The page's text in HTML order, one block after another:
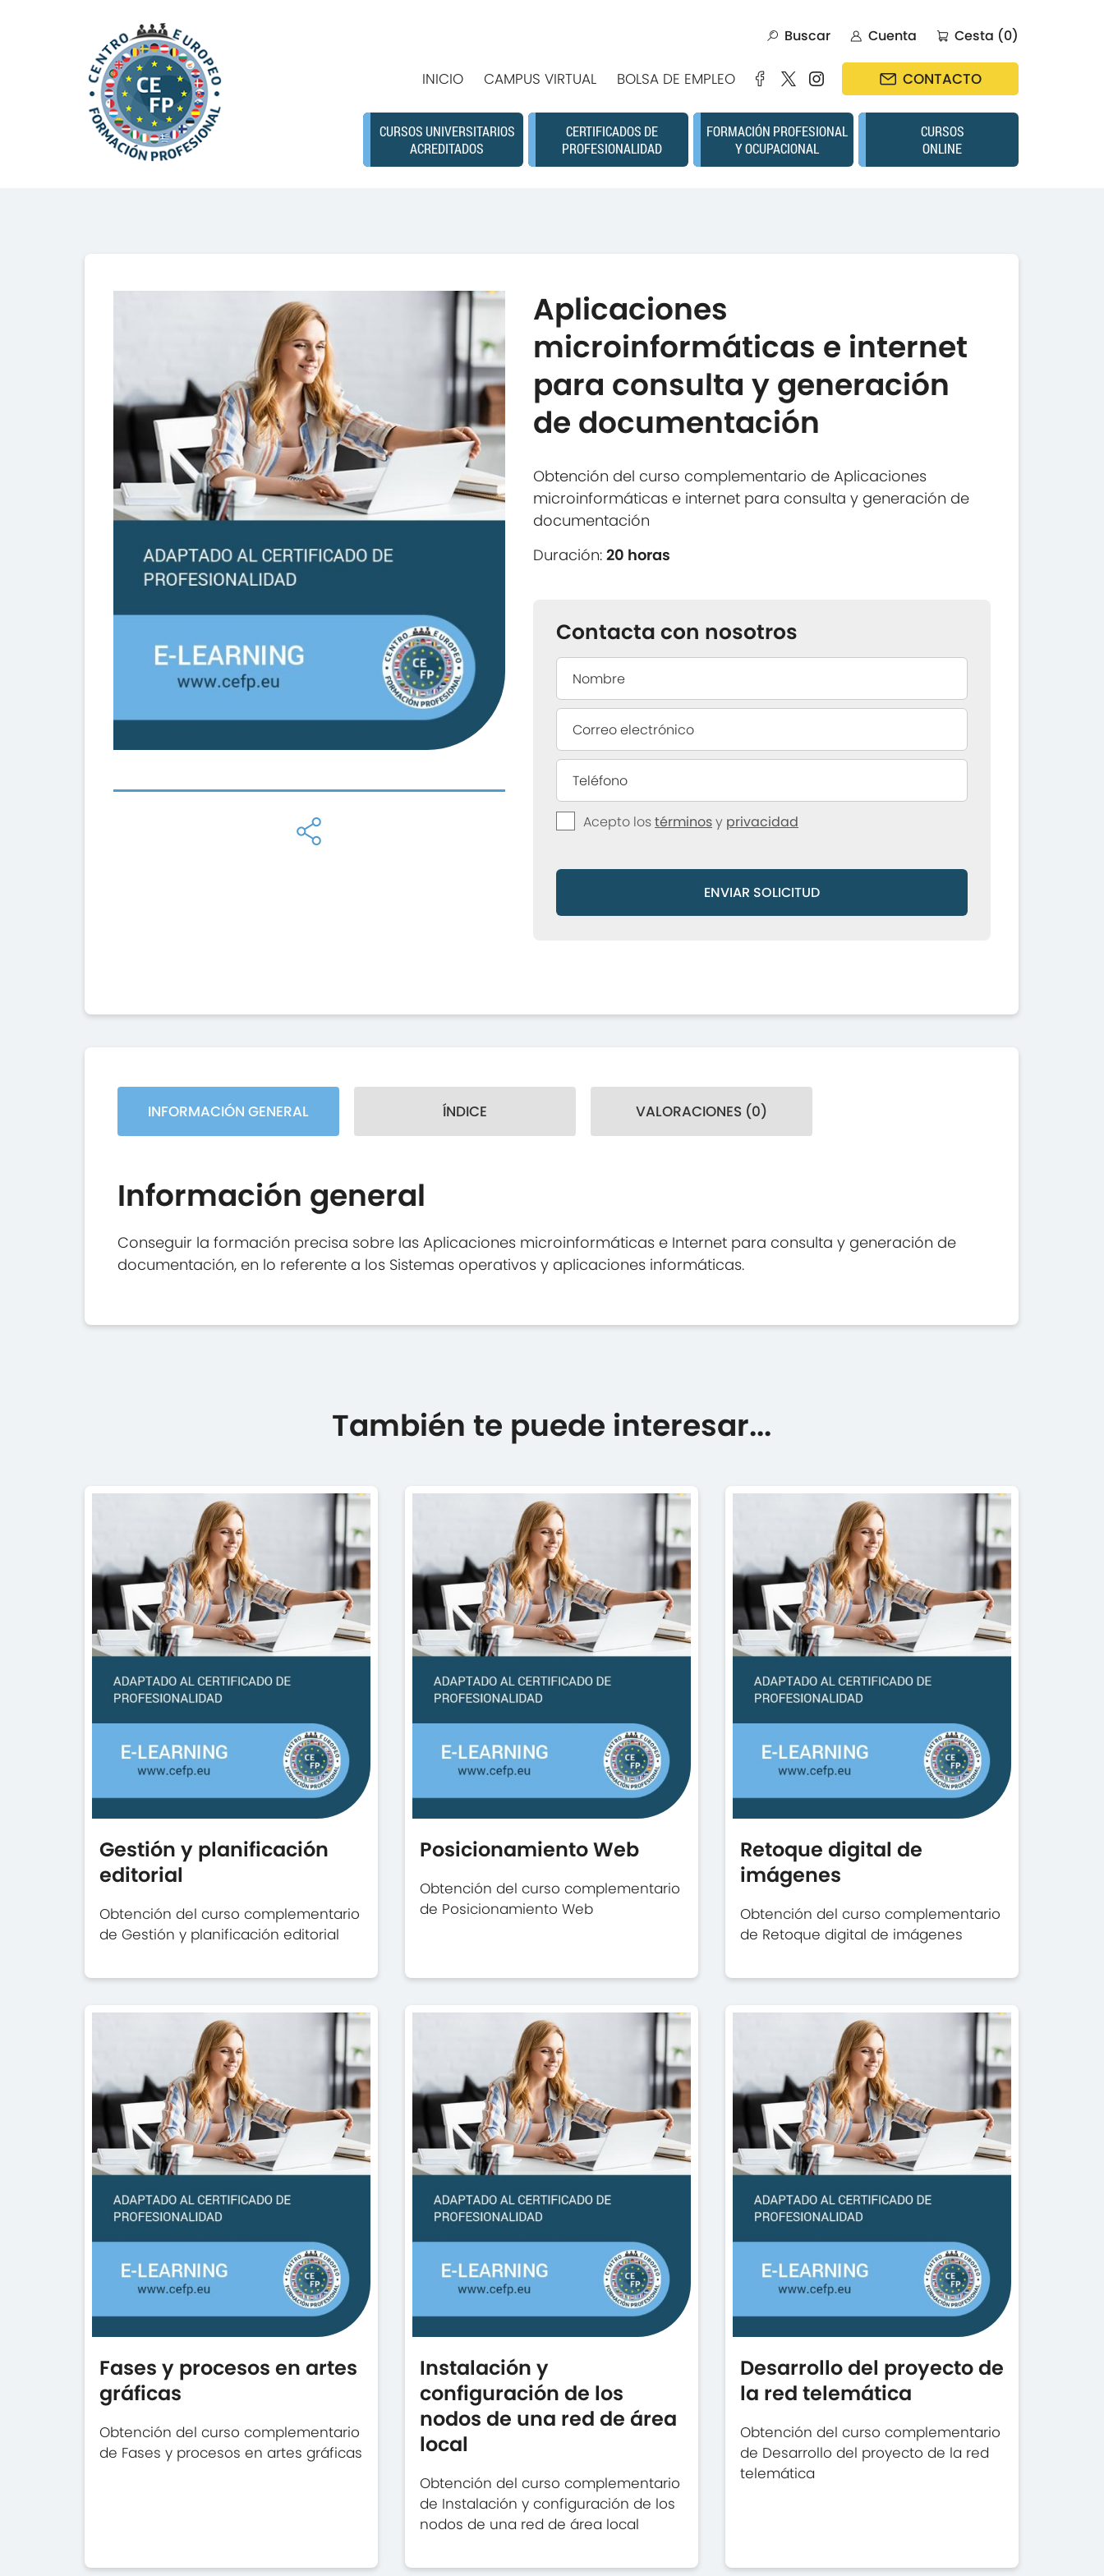
Buscar Cuenta Cesta (0)
INICIO CAMPUS VIRTUAL BOLSA DE EMPLEO CONTACTO
CURSOS UNIVERSITARIOS
ACREDITADOS
CERTIFICADOS DE
PROFESIONALIDAD
FORMACIÓN PROFESIONAL
Y OCUPACIONAL
CURSOS
ONLINE
Aplicaciones
microinformáticas e internet
para consulta y generación
de documentación
Obtención del curso complementario de Aplicaciones
microinformáticas e internet para consulta y generación de
documentación
Duración:20 horas
Contacta con nosotros
Acepto lostérminosy privacidad
ENVIAR SOLICITUD
INFORMACIÓN GENERAL ÍNDICE VALORACIONES (0)
Información general
Conseguir la formación precisa sobre las Aplicaciones microinformáticas e Internet para consulta y generación de
documentación, en lo referente a los Sistemas operativos y aplicaciones informáticas.
También te puede interesar...
Gestión y planificación
editorial
Obtención del curso complementario
de Gestión y planificación editorial
Posicionamiento Web
Obtención del curso complementario
de Posicionamiento Web
Retoque digital de
imágenes
Obtención del curso complementario
de Retoque digital de imágenes
Fases y procesos en artes
gráficas
Obtención del curso complementario
de Fases y procesos en artes gráficas
Instalación y
configuración de los
nodos de una red de área
local
Obtención del curso complementario
de Instalación y configuración de los
nodos de una red de área local
Desarrollo del proyecto de
la red telemática
Obtención del curso complementario
de Desarrollo del proyecto de la red
telemática